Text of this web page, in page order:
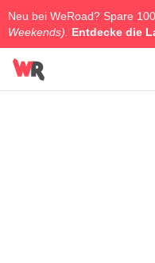
Neu bei WeRoad? Spare
Weekends).
Entdecke die